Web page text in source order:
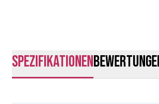
Spezifikationen